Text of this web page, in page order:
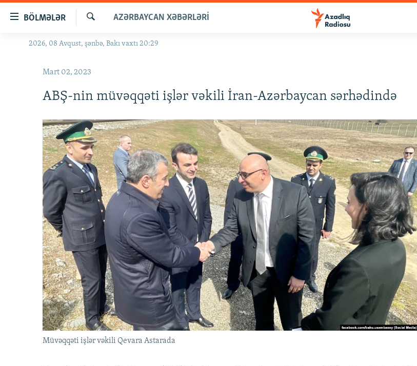
naviqasiyaya
BÖLMƏLƏR
GÜNDƏM
#ƏSLINDƏ
FƏRQƏ BAX
QANUNI DOĞRU
ARAŞDIRMA
MULTIMEDIA
FOTOQALEREYA
İNFOQRAFIKA
KARIKATURA
RADIO ARXIV
OXU ZALI
AZƏRBAYCAN ƏDƏBIYYATI KITABXANASI
İSLAM VƏ DEMOKRATIYA
İZ - MƏDƏNIYYƏT PROQRAMI
HAQQIMIZDA
MISSIYAMIZ
PEŞƏ ETIKASI VƏ JURNALISTIKA
STANDARTLARIMIZ
MATERIALLARIMIZDAN ISTIFADƏ
AZADLIQRADIOSU MOBIL TELEFONUNUZDA
BIZIMLƏ ƏLAQƏ
Axtar
AZƏRBAYCAN XƏBƏRLƏRI
2026, 08 Avqust, şənbə, Bakı vaxtı 20:29
Mart 02, 2023
ABŞ-nin müvəqqəti işlər vəkili İran-Azərbaycan sərhədində
Müvəqqəti işlər vəkili Qevara Astarada